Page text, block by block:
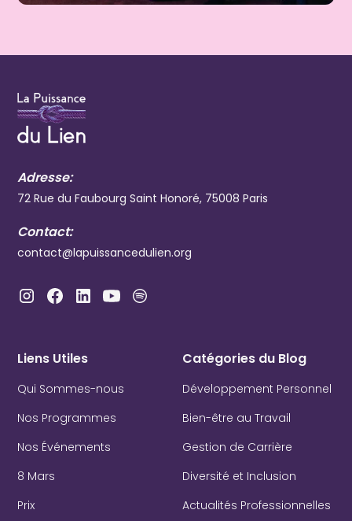
Adresse:
72 Rue du Faubourg Saint Honoré, 75008 Paris
Contact:
contact@lapuissancedulien.org
Liens Utiles
Qui Sommes-nous
Nos Programmes
Nos Événements
8 Mars
Prix
Catégories du Blog
Développement Personnel
Bien-être au Travail
Gestion de Carrière
Diversité et Inclusion
Actualités Professionnelles